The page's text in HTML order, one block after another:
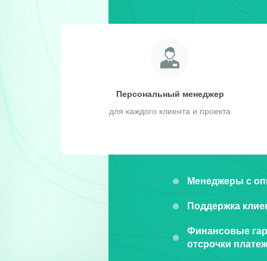
Персональный менеджер
для каждого клиента и проекта
Менеджеры с
Поддержка
Финансовые
отсрочки